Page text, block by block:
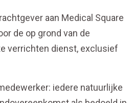
aan Medical Square
de op grond van de
verrichten dienst, exclusief
iedere natuurlijke